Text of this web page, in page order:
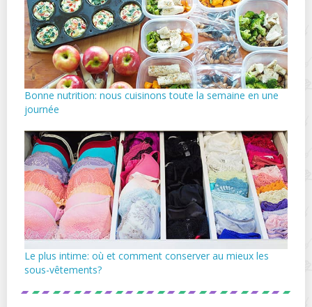
Bonne nutrition: nous cuisinons toute la semaine en une
journée
Le plus intime: où et comment conserver au mieux les
sous-vêtements?